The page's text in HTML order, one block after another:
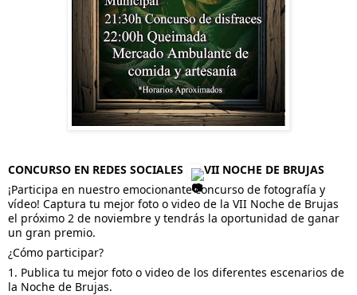
CONCURSO EN REDES SOCIALES
VII NOCHE DE BRUJAS
¡Participa en nuestro emocionante concurso de fotografía y
vídeo! Captura tu mejor foto o video de la VII Noche de Brujas
el próximo 2 de noviembre y tendrás la oportunidad de ganar
un gran premio.
¿Cómo participar?
1. Publica tu mejor foto o video de los diferentes escenarios de
la Noche de Brujas.